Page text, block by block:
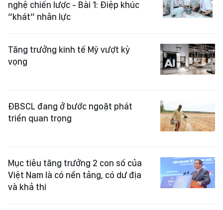
nghệ chiến lược - Bài 1: Điệp khúc
“khát” nhân lực
Tăng trưởng kinh tế Mỹ vượt kỳ
vọng
ĐBSCL đang ở bước ngoặt phát
triển quan trọng
Mục tiêu tăng trưởng 2 con số của
Việt Nam là có nền tảng, có dư địa
và khả thi